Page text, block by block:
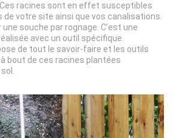
racines sont en effet susceptibles
de votre site ainsi que vos canalisations.
une souche par rognage. C’est une
avec un outil spécifique.
de tout le savoir-faire et les outils
bout de ces racines plantées